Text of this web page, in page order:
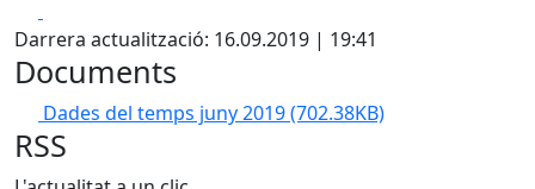
Darrera actualització: 16.09.2019 | 19:41
Documents
Dades del temps juny 2019(702.38KB)
RSS